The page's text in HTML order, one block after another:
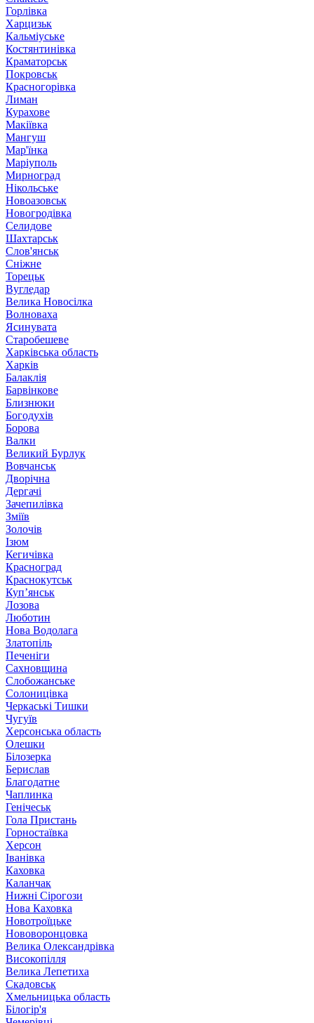
Горлівка
Харцизьк
Кальміуське
Костянтинівка
Краматорськ
Покровськ
Красногорівка
Лиман
Курахове
Макіївка
Мангуш
Мар'їнка
Маріуполь
Мирноград
Нікольське
Новоазовськ
Новогродівка
Селидове
Шахтарськ
Слов'янськ
Сніжне
Торецьк
Вугледар
Велика Новосілка
Волноваха
Ясинувата
Старобешеве
Харківська область
Харків
Балаклія
Барвінкове
Близнюки
Богодухів
Борова
Валки
Великий Бурлук
Вовчанськ
Дворічна
Дергачі
Зачепилівка
Зміїв
Золочів
Ізюм
Кегичівка
Красноград
Краснокутськ
Куп’янськ
Лозова
Люботин
Нова Водолага
Златопіль
Печеніги
Сахновщина
Слобожанське
Солоницівка
Черкаські Тишки
Чугуїв
Херсонська область
Олешки
Білозерка
Берислав
Благодатне
Чаплинка
Генічеськ
Гола Пристань
Горностаївка
Херсон
Іванівка
Каховка
Каланчак
Нижні Сірогози
Нова Каховка
Новотроїцьке
Нововоронцовка
Велика Олександрівка
Високопілля
Велика Лепетиха
Скадовськ
Хмельницька область
Білогір'я